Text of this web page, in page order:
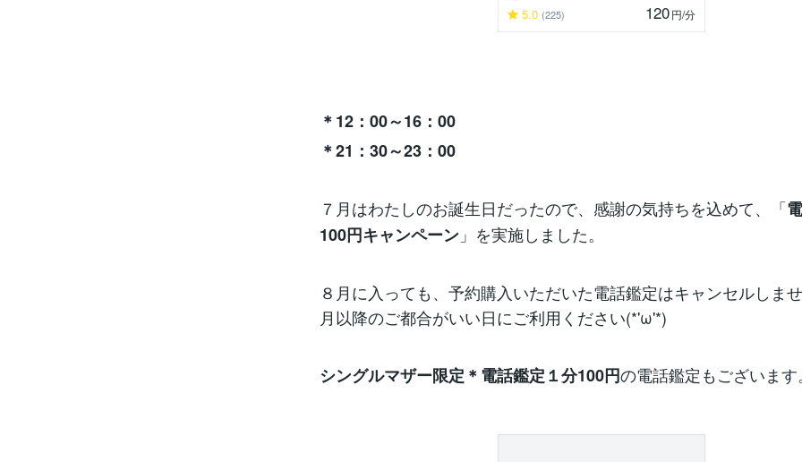
5.0 (225) 120円/分
＊12：00～16：00
＊21：30～23：00
７月はわたしのお誕生日だったので、感謝の気持ちを込めて、「
100円キャンペーン 」を実施しました。
８月に入っても、予約購入いただいた電話鑑定はキャンセルしま
月以降のご都合がいい日にご利用ください(*'ω'*)
シングルマザー限定＊電話鑑定１分100円の電話鑑定もございます